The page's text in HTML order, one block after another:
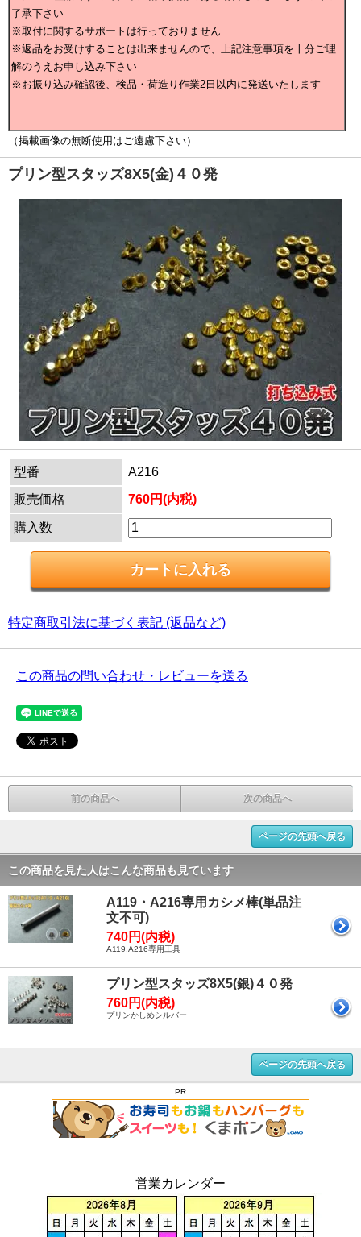
了承下さい
※取付に関するサポートは行っておりません
※返品をお受けすることは出来ませんので、上記注意事項を十分ご理
解のうえお申し込み下さい
※お振り込み確認後、検品・荷造り作業2日以内に発送いたします
（掲載画像の無断使用はご遠慮下さい）
プリン型スタッズ8X5(金)４０発
型番
A216
販売価格
760円(内税)
購入数
特定商取引法に基づく表記 (返品など)
この商品の問い合わせ・レビューを送る
前の商品へ 次の商品へ
ページの先頭へ戻る
この商品を見た人はこんな商品も見ています
A119・A216専用カシメ棒(単品注
文不可)
740円(内税)
A119,A216専用工具
プリン型スタッズ8X5(銀)４０発
760円(内税)
プリンかしめシルバー
ページの先頭へ戻る
PR
営業カレンダー